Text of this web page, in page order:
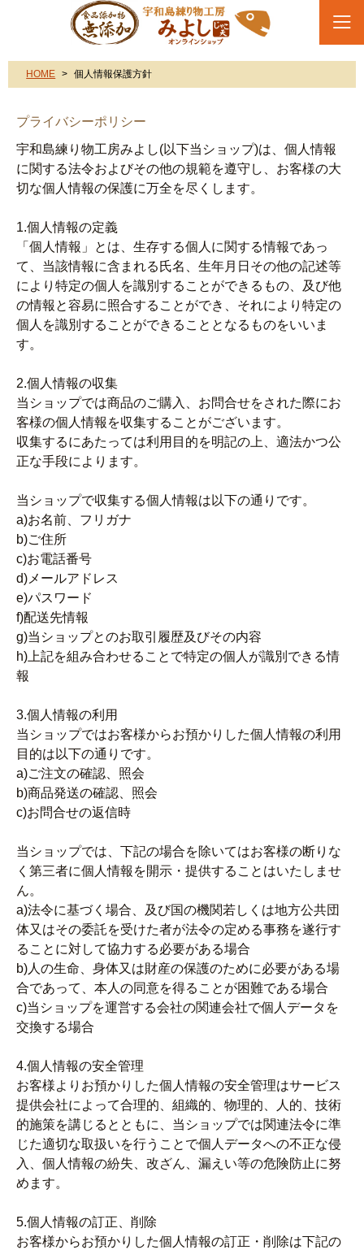
HOME 個人情報保護方針
プライバシーポリシー
宇和島練り物工房みよし(以下当ショップ)は、個人情報
に関する法令およびその他の規範を遵守し、お客様の大
切な個人情報の保護に万全を尽くします。
1.個人情報の定義
「個人情報」とは、生存する個人に関する情報であっ
て、当該情報に含まれる氏名、生年月日その他の記述等
により特定の個人を識別することができるもの、及び他
の情報と容易に照合することができ、それにより特定の
個人を識別することができることとなるものをいいま
す。
2.個人情報の収集
当ショップでは商品のご購入、お問合せをされた際にお
客様の個人情報を収集することがございます。
収集するにあたっては利用目的を明記の上、適法かつ公
正な手段によります。
当ショップで収集する個人情報は以下の通りです。
a)お名前、フリガナ
b)ご住所
c)お電話番号
d)メールアドレス
e)パスワード
f)配送先情報
g)当ショップとのお取引履歴及びその内容
h)上記を組み合わせることで特定の個人が識別できる情
報
3.個人情報の利用
当ショップではお客様からお預かりした個人情報の利用
目的は以下の通りです。
a)ご注文の確認、照会
b)商品発送の確認、照会
c)お問合せの返信時
当ショップでは、下記の場合を除いてはお客様の断りな
く第三者に個人情報を開示・提供することはいたしませ
ん。
a)法令に基づく場合、及び国の機関若しくは地方公共団
体又はその委託を受けた者が法令の定める事務を遂行す
ることに対して協力する必要がある場合
b)人の生命、身体又は財産の保護のために必要がある場
合であって、本人の同意を得ることが困難である場合
c)当ショップを運営する会社の関連会社で個人データを
交換する場合
4.個人情報の安全管理
お客様よりお預かりした個人情報の安全管理はサービス
提供会社によって合理的、組織的、物理的、人的、技術
的施策を講じるとともに、当ショップでは関連法令に準
じた適切な取扱いを行うことで個人データへの不正な侵
入、個人情報の紛失、改ざん、漏えい等の危険防止に努
めます。
5.個人情報の訂正、削除
お客様からお預かりした個人情報の訂正・削除は下記の